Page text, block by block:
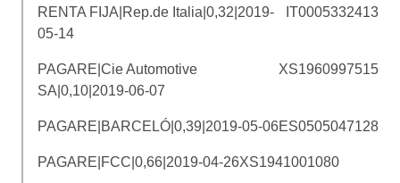
RENTA FIJA|Rep.de Italia|0,32|2019-
05-14
IT0005332413
PAGARE|Cie Automotive
SA|0,10|2019-06-07
XS1960997515
PAGARE|BARCELÓ|0,39|2019-05-06ES0505047128
PAGARE|FCC|0,66|2019-04-26XS1941001080